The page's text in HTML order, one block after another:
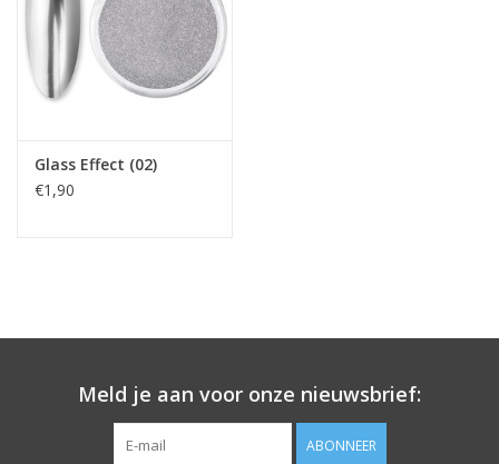
Glass Effect (02)
€1,90
Meld je aan voor onze nieuwsbrief:
ABONNEER